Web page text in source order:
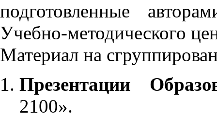
подготовленные
Учебно-методического
Материал на
Презентации
2100».